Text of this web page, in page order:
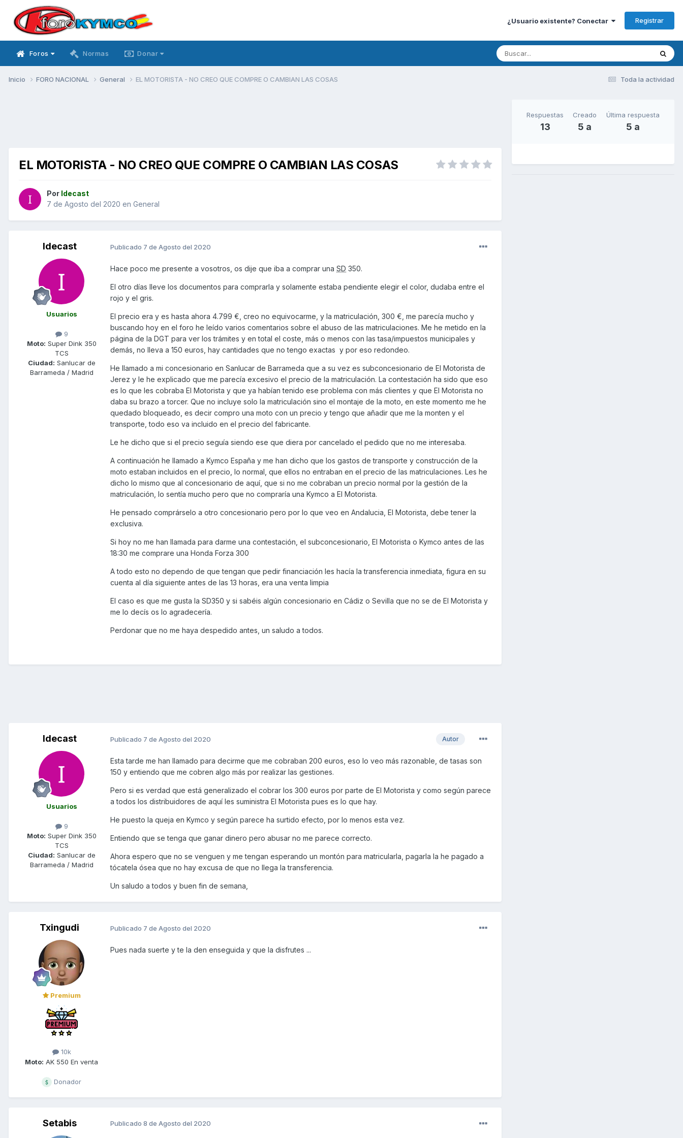
¿Usuario existente? Conectar Registrar
Foros Normas Donar
Toda la actividad
Inicio FORO NACIONAL General EL MOTORISTA - NO CREO QUE COMPRE O CAMBIAN LAS COSAS
EL MOTORISTA - NO CREO QUE COMPRE O CAMBIAN LAS COSAS
Por Idecast
7 de Agosto del 2020 en General
Idecast
Usuarios
9
Moto: Super Dink 350
TCS
Ciudad: Sanlucar de
Barrameda / Madrid
Publicado 7 de Agosto del 2020
Hace poco me presente a vosotros, os dije que iba a comprar una SD 350.
El otro días lleve los documentos para comprarla y solamente estaba pendiente elegir el color, dudaba entre el
rojo y el gris.
El precio era y es hasta ahora 4.799 €, creo no equivocarme, y la matriculación, 300 €, me parecía mucho y
buscando hoy en el foro he leído varios comentarios sobre el abuso de las matriculaciones. Me he metido en la
página de la DGT para ver los trámites y en total el coste, más o menos con las tasa/impuestos municipales y
demás, no lleva a 150 euros, hay cantidades que no tengo exactas y por eso redondeo.
He llamado a mi concesionario en Sanlucar de Barrameda que a su vez es subconcesionario de El Motorista de
Jerez y le he explicado que me parecía excesivo el precio de la matriculación. La contestación ha sido que eso
es lo que les cobraba El Motorista y que ya habían tenido ese problema con más clientes y que El Motorista no
daba su brazo a torcer. Que no incluye solo la matriculación sino el montaje de la moto, en este momento me he
quedado bloqueado, es decir compro una moto con un precio y tengo que añadir que me la monten y el
transporte, todo eso va incluido en el precio del fabricante.
Le he dicho que si el precio seguía siendo ese que diera por cancelado el pedido que no me interesaba.
A continuación he llamado a Kymco España y me han dicho que los gastos de transporte y construcción de la
moto estaban incluidos en el precio, lo normal, que ellos no entraban en el precio de las matriculaciones. Les he
dicho lo mismo que al concesionario de aquí, que si no me cobraban un precio normal por la gestión de la
matriculación, lo sentía mucho pero que no compraría una Kymco a El Motorista.
He pensado comprárselo a otro concesionario pero por lo que veo en Andalucia, El Motorista, debe tener la
exclusiva.
Si hoy no me han llamada para darme una contestación, el subconcesionario, El Motorista o Kymco antes de las
18:30 me comprare una Honda Forza 300
A todo esto no dependo de que tengan que pedir financiación les hacía la transferencia inmediata, figura en su
cuenta al día siguiente antes de las 13 horas, era una venta limpia
El caso es que me gusta la SD350 y si sabéis algún concesionario en Cádiz o Sevilla que no se de El Motorista y
me lo decís os lo agradecería.
Perdonar que no me haya despedido antes, un saludo a todos.
Idecast
Usuarios
9
Moto: Super Dink 350
TCS
Ciudad: Sanlucar de
Barrameda / Madrid
Autor
Publicado 7 de Agosto del 2020
Esta tarde me han llamado para decirme que me cobraban 200 euros, eso lo veo más razonable, de tasas son
150 y entiendo que me cobren algo más por realizar las gestiones.
Pero si es verdad que está generalizado el cobrar los 300 euros por parte de El Motorista y como según parece
a todos los distribuidores de aquí les suministra El Motorista pues es lo que hay.
He puesto la queja en Kymco y según parece ha surtido efecto, por lo menos esta vez.
Entiendo que se tenga que ganar dinero pero abusar no me parece correcto.
Ahora espero que no se venguen y me tengan esperando un montón para matricularla, pagarla la he pagado a
tócatela ósea que no hay excusa de que no llega la transferencia.
Un saludo a todos y buen fin de semana,
Txingudi
Premium
10k
Moto: AK 550 En venta
Donador
Publicado 7 de Agosto del 2020
Pues nada suerte y te la den enseguida y que la disfrutes ...
Setabis Publicado 8 de Agosto del 2020
Respuestas
13
Creado
5 a
Última respuesta
5 a